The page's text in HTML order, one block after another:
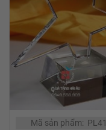
Mã sản phẩm: PL41